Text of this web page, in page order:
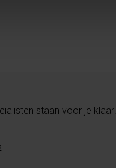
staan voor je klaar!